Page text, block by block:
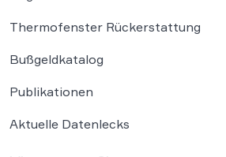
Thermofenster Rückerstattung
Bußgeldkatalog
Publikationen
Aktuelle Datenlecks